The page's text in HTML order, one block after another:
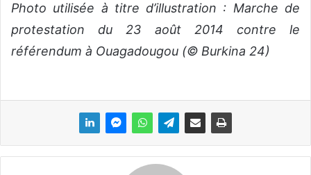
Photo utilisée à titre d’illustration : Marche de
protestation du 23 août 2014 contre le
référendum à Ouagadougou (© Burkina 24)